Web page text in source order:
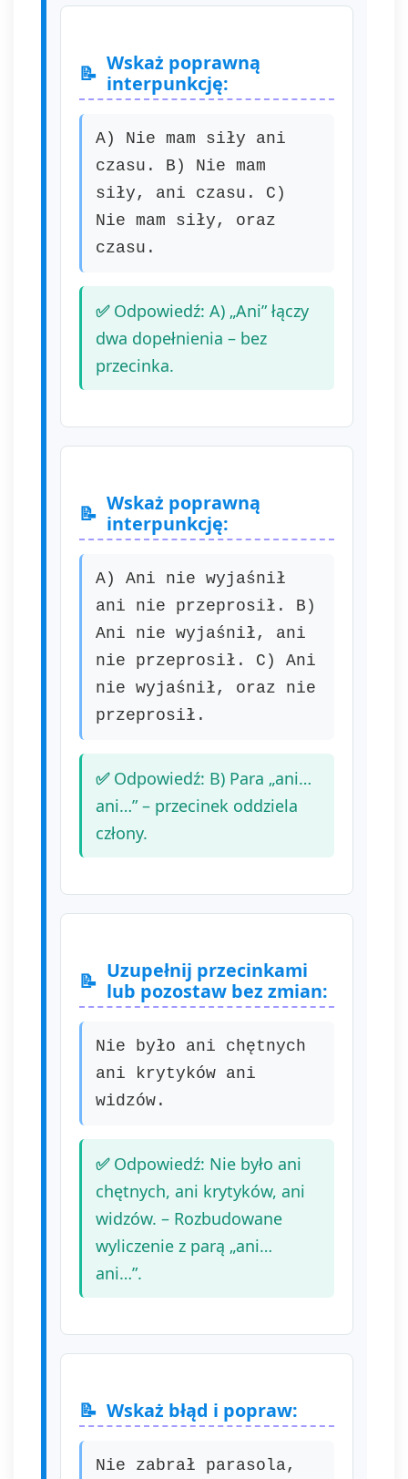
Wskaż poprawną
interpunkcję:
A) Nie mam siły ani
czasu. B) Nie mam
siły, ani czasu. C)
Nie mam siły, oraz
czasu.
Odpowiedź: A) „Ani” łączy
dwa dopełnienia – bez
przecinka.
Wskaż poprawną
interpunkcję:
A) Ani nie wyjaśnił
ani nie przeprosił. B)
Ani nie wyjaśnił, ani
nie przeprosił. C) Ani
nie wyjaśnił, oraz nie
przeprosił.
Odpowiedź: B) Para „ani…
ani…” – przecinek oddziela
człony.
Uzupełnij przecinkami
lub pozostaw bez zmian:
Nie było ani chętnych
ani krytyków ani
widzów.
Odpowiedź: Nie było ani
chętnych, ani krytyków, ani
widzów. – Rozbudowane
wyliczenie z parą „ani…
ani…”.
Wskaż błąd i popraw:
Nie zabrał parasola,